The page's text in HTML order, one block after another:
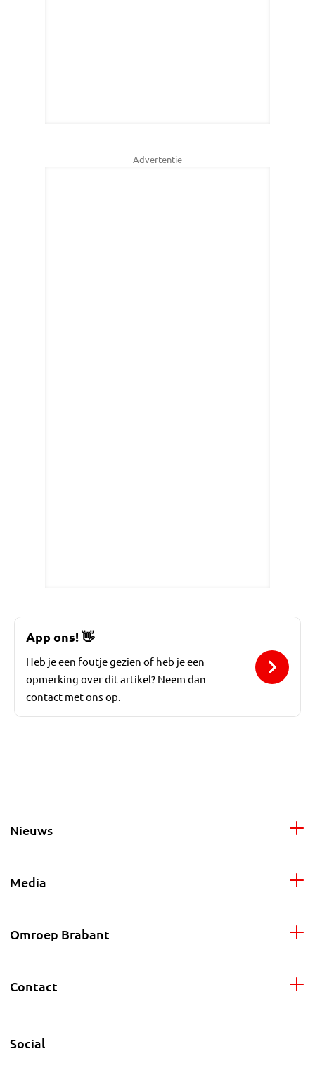
Advertentie
App ons!👋
Heb je een foutje gezien of heb je een
opmerking over dit artikel? Neem dan
contact met ons op.
Nieuws
Media
Omroep Brabant
Contact
Social